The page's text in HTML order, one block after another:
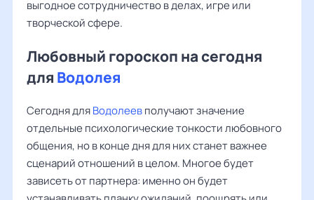
выгодное сотрудничество в делах, игре или
творческой сфере.
Любовный гороскоп на сегодня
для Водолея
Сегодня дляВодолеевполучают значение
отдельные психологические тонкости любовного
общения, но в конце дня для них станет важнее
сценарий отношений в целом. Многое будет
зависеть от партнера: именно он будет